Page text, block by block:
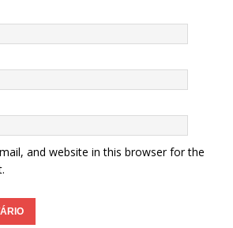
and website in this browser for the